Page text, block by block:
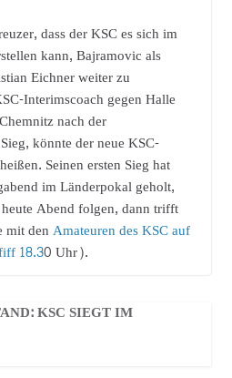
dass der KSC es sich im
kann, Bajramovic als
Eichner weiter zu
Interimscoach gegen Halle
nach der
könnte der neue KSC-
Seinen ersten Sieg hat
im Länderpokal geholt,
Abend folgen, dann trifft
mit denAmateuren des KSC auf
18.30 Uhr).
KSC SIEGT IM